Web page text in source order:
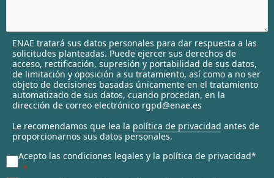
l
e
c
t
e
d
ENAE tratará sus datos personales para dar respuesta a las
solicitudes planteadas. Puede ejercer sus derechos de
acceso, rectificación, supresión y portabilidad de sus datos,
de limitación y oposición a su tratamiento, así como a no ser
objeto de decisiones basadas únicamente en el tratamiento
automatizado de sus datos, cuando procedan, en la
dirección de correo electrónico rgpd@enae.es
Le recomendamos que lea la política de privacidad antes de
proporcionarnos sus datos personales.
Acepto las condiciones legales y la política de privacidad*